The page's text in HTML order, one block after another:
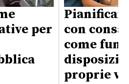
per
con
come
proprie